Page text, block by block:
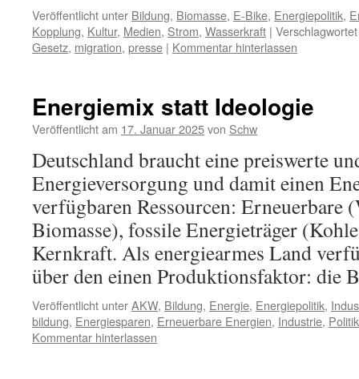
Veröffentlicht unter Bildung, Biomasse, E-Bike, Energiepolitik,
Kopplung, Kultur, Medien, Strom, Wasserkraft |
Gesetz, migration, presse | Kommentar hinterlassen
Energiemix statt Ideologie
Veröffentlicht am 17. Januar 2025von Schw
Deutschland braucht eine preiswerte
Energieversorgung und damit einen
verfügbaren Ressourcen: Erneuerbare
Biomasse), fossile Energieträger
Kernkraft. Als energiearmes Land
über den einen Produktionsfaktor: die
Veröffentlicht unterAKW, Bildung, Energie, Energiepolitik,
bildung, Energiesparen, Erneuerbare Energien, Industrie, Politik
Kommentar hinterlassen